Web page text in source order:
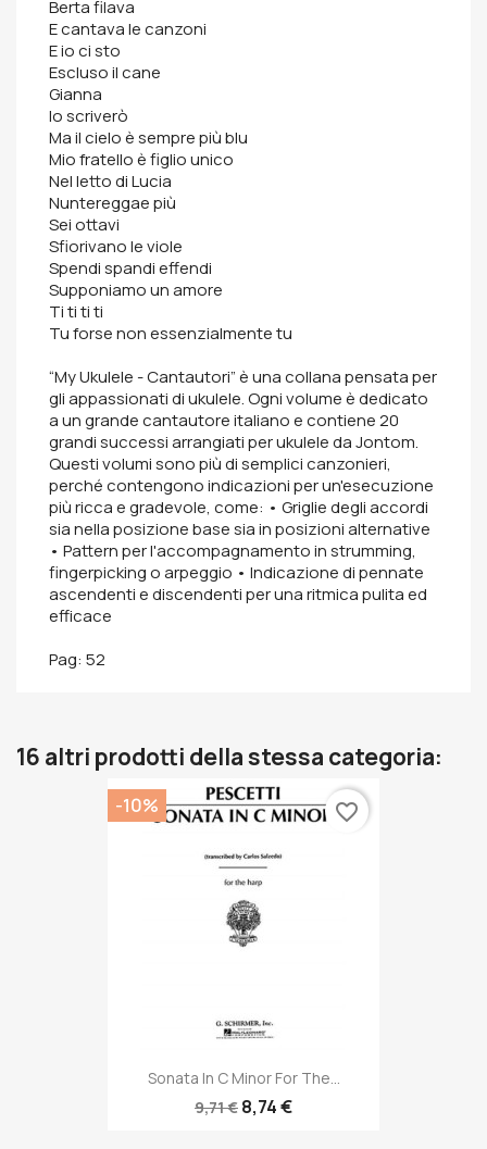
Berta filava
E cantava le canzoni
E io ci sto
Escluso il cane
Gianna
Io scriverò
Ma il cielo è sempre più blu
Mio fratello è figlio unico
Nel letto di Lucia
Nuntereggae più
Sei ottavi
Sfiorivano le viole
Spendi spandi effendi
Supponiamo un amore
Ti ti ti ti
Tu forse non essenzialmente tu
“My Ukulele - Cantautori” è una collana pensata per
gli appassionati di ukulele. Ogni volume è dedicato
a un grande cantautore italiano e contiene 20
grandi successi arrangiati per ukulele da Jontom.
Questi volumi sono più di semplici canzonieri,
perché contengono indicazioni per un'esecuzione
più ricca e gradevole, come: • Griglie degli accordi
sia nella posizione base sia in posizioni alternative
• Pattern per l'accompagnamento in strumming,
fingerpicking o arpeggio • Indicazione di pennate
ascendenti e discendenti per una ritmica pulita ed
efficace
Pag: 52
16 altri prodotti della stessa categoria:
Sonata In C Minor For The...
9,71 € 8,74 €
-10% favorite_border